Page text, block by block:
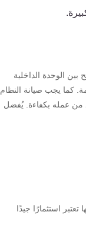
الوحدة الداخلية
كما يجب صيانة النظام
عمله بكفاءة. يُفضل
استثمارًا جيدًا